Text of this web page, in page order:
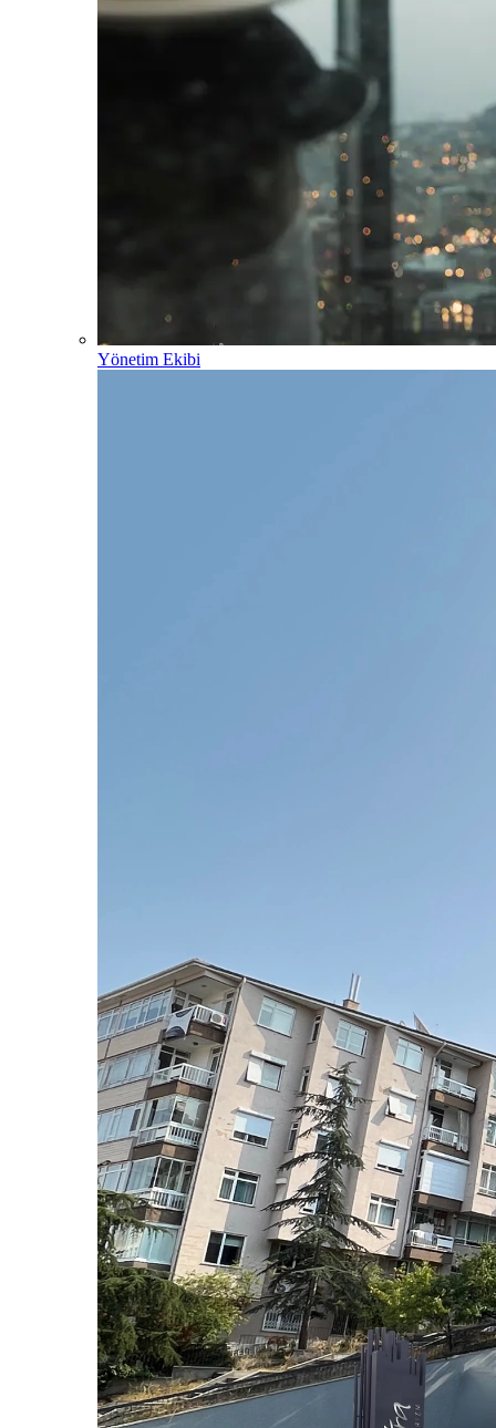
Yönetim Ekibi